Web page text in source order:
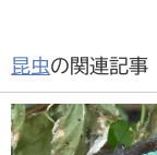
昆虫の関連記事